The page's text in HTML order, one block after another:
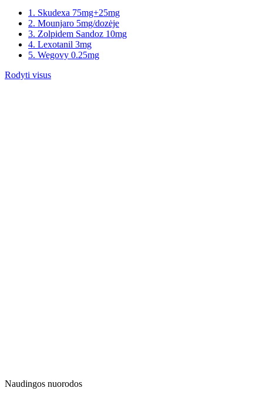
1. Skudexa 75mg+25mg
2. Mounjaro 5mg/dozėje
3. Zolpidem Sandoz 10mg
4. Lexotanil 3mg
5. Wegovy 0.25mg
Rodyti visus
Naudingos nuorodos